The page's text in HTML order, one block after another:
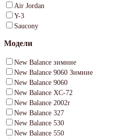
Air Jordan
Y-3
Saucony
Модели
New Balance зимние
New Balance 9060 Зимние
New Balance 9060
New Balance XC-72
New Balance 2002r
New Balance 327
New Balance 530
New Balance 550